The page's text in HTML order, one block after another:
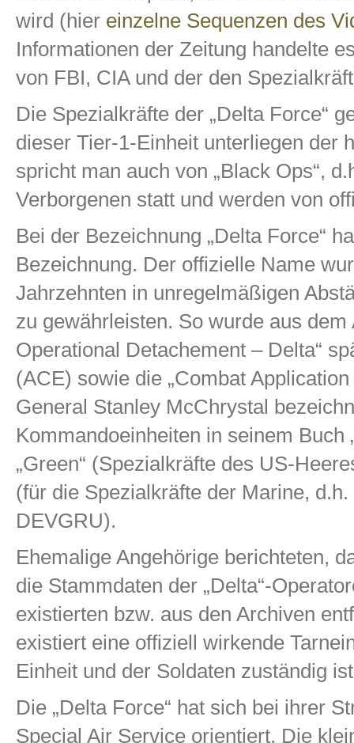
wird (hier einzelne Sequenzen des
Informationen der Zeitung handelte
von FBI, CIA und der den
Die Spezialkräfte der „Delta Force“
dieser Tier-1-Einheit unterliegen der
spricht man auch von „Black Ops“,
Verborgenen statt und werden von
Bei der Bezeichnung „Delta Force“
Bezeichnung. Der offizielle Name
Jahrzehnten in unregelmäßigen
zu gewährleisten. So wurde aus dem
Operational Detachement – Delta“
(ACE) sowie die „Combat
General Stanley McChrystal
Kommandoeinheiten in seinem Buch
„Green“ (Spezialkräfte des US-
(für die Spezialkräfte der Marine,
DEVGRU).
Ehemalige Angehörige berichteten,
die Stammdaten der „Delta“-
existierten bzw. aus den Archiven
existiert eine offiziell wirkende
Einheit und der Soldaten zuständig
Die „Delta Force“ hat sich bei ihrer
Special Air Service orientiert. Die